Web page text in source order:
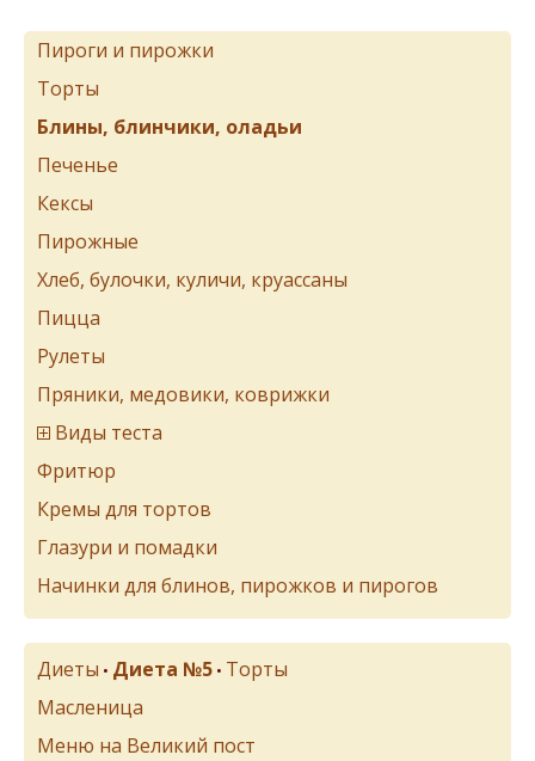
Пироги и пирожки
Торты
Блины, блинчики, оладьи
Печенье
Кексы
Пирожные
Хлеб, булочки, куличи, круассаны
Пицца
Рулеты
Пряники, медовики, коврижки
Виды теста
Фритюр
Кремы для тортов
Глазури и помадки
Начинки для блинов, пирожков и пирогов
Диеты • Диета №5 • Торты
Масленица
Меню на Великий пост